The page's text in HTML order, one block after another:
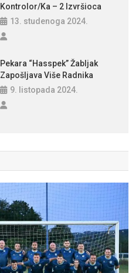
Kontrolor/ka – 2 Izvršioca
13. studenoga 2024.
Pekara “Hasspek” Žabljak
Zapošljava Više Radnika
9. listopada 2024.